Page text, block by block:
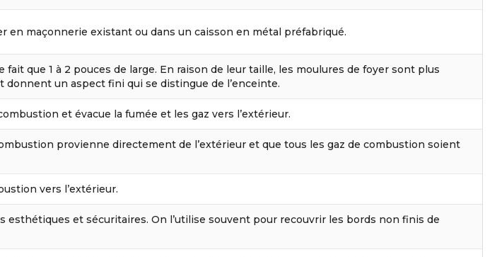
en maçonnerie existant ou dans un caisson en métal préfabriqué.
que 1 à 2 pouces de large. En raison de leur taille, les moulures de foyer sont plus
un aspect fini qui se distingue de l’enceinte.
et évacue la fumée et les gaz vers l’extérieur.
provienne directement de l’extérieur et que tous les gaz de combustion soient
vers l’extérieur.
et sécuritaires. On l’utilise souvent pour recouvrir les bords non finis de